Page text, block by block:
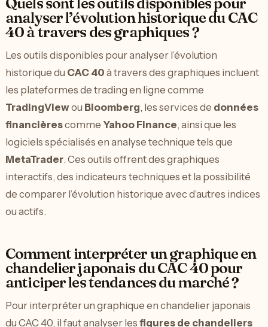
analyser l’évolution historique du CAC
40 à travers des graphiques ?
Les outils disponibles pour analyser l’évolution
historique du CAC 40 à travers des graphiques incluent
les plateformes de trading en ligne comme
TradingViewou Bloomberg, les services de données
financièrescomme Yahoo Finance, ainsi que les
logiciels spécialisés en analyse technique tels que
MetaTrader. Ces outils offrent des graphiques
interactifs, des indicateurs techniques et la possibilité
de comparer l’évolution historique avec d’autres indices
ou actifs.
Comment interpréter un graphique en
chandelier japonais du CAC 40 pour
anticiper les tendances du marché ?
Pour interpréter un graphique en chandelier japonais
du CAC 40, il faut analyser les figures de chandeliers